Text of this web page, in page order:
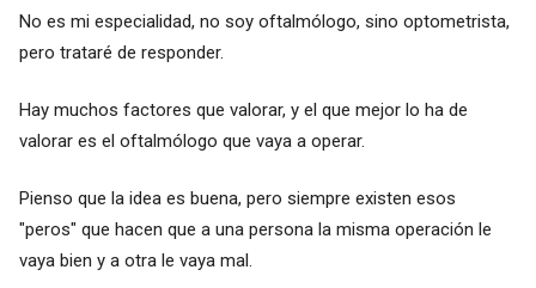
No es mi especialidad, no soy oftalmólogo, sino optometrista,
pero trataré de responder.
Hay muchos factores que valorar, y el que mejor lo ha de
valorar es el oftalmólogo que vaya a operar.
Pienso que la idea es buena, pero siempre existen esos
"peros" que hacen que a una persona la misma operación le
vaya bien y a otra le vaya mal.